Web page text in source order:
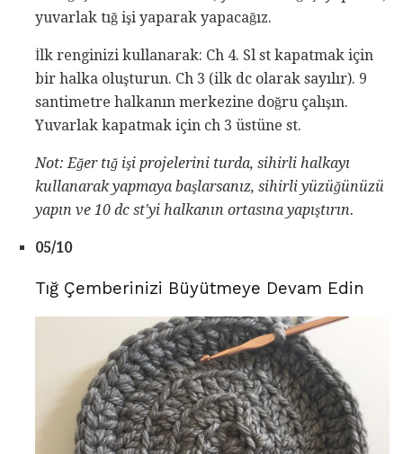
yuvarlak tığ işi yaparak yapacağız.
İlk renginizi kullanarak: Ch 4. Sl st kapatmak için
bir halka oluşturun. Ch 3 (ilk dc olarak sayılır). 9
santimetre halkanın merkezine doğru çalışın.
Yuvarlak kapatmak için ch 3 üstüne st.
Not: Eğer tığ işi projelerini turda, sihirli halkayı
kullanarak yapmaya başlarsanız, sihirli yüzüğünüzü
yapın ve 10 dc st'yi halkanın ortasına yapıştırın.
05/10
Tığ Çemberinizi Büyütmeye Devam Edin